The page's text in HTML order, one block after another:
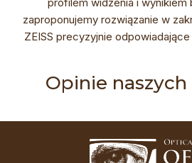
zaproponujemy rozwiązanie w
ZEISS precyzyjnie
Opinie